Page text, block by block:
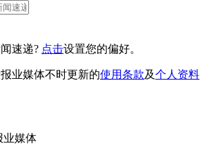
速递? 点击设置您的偏好。
业媒体不时更新的使用条款及个人资料
业媒体